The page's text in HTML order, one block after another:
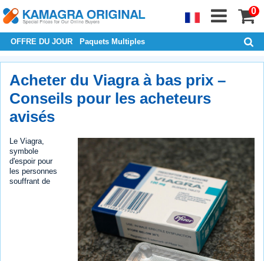
0
OFFRE DU JOUR Paquets Multiples
Acheter du Viagra à bas prix –
Conseils pour les acheteurs
avisés
Le Viagra,
symbole
d'espoir pour
les personnes
souffrant de